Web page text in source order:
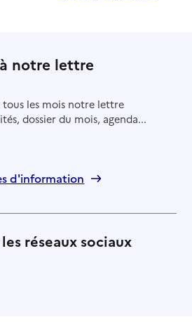
notre lettre
les mois notre lettre
dossier du mois, agenda...
d'information
réseaux sociaux